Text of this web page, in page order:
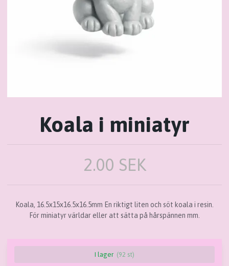
Koala i miniatyr
2.00 SEK
Koala, 16.5x15x16.5x16.5mm En riktigt liten och söt koala i resin.
För miniatyr världar eller att sätta på hårspännen mm.
I lager (92 st)